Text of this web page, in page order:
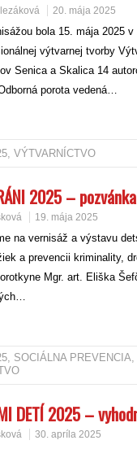
20. mája 2025
bola 15. mája 2025
výtvarnej tvorby
Senica a Skalica 14
porota vedená…
, VÝTVARNÍCTVO
2025 – pozvánka
19. mája 2025
na vernisáž a výstavu
a prevencii kriminality,
Mgr. art. Eliška
, SOCIÁLNA PREVENCIA,
DETÍ 2025 –
30. apríla 2025